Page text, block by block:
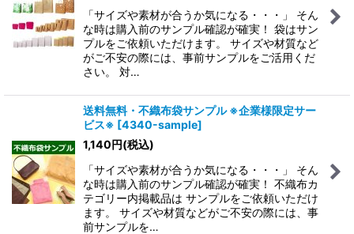
並び順:
絞り込む
「サイズや素材が合うか気になる・・・」 そん
な時は購入前のサンプル確認が確実！ 袋はサン
プルをご依頼いただけます。 サイズや材質など
がご不安の際には、事前サンプルをご活用くだ
さい。 対…
送料無料・不織布袋サンプル ※企業様限定サー
ビス※ [4340-sample]
1,140円(税込)
「サイズや素材が合うか気になる・・・」 そん
な時は購入前のサンプル確認が確実！ 不織布カ
テゴリー内掲載品は サンプルをご依頼いただけ
ます。 サイズや材質などがご不安の際には、事
前サンプルを…